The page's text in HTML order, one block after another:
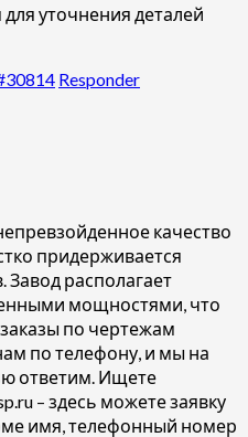
уточнения деталей
Responder
качество
придерживается
Завод располагает
мощностями, что
по чертежам
по телефону, и мы на
ответим. Ищете
– здесь можете заявку
имя, телефонный номер